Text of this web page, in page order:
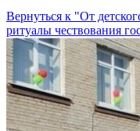
Вернуться к "От
ритуалы чествования